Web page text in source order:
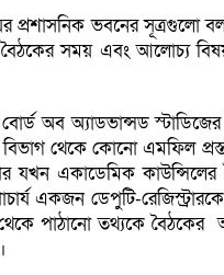
প্রশাসনিক ভবনের সূত্রগুলো
বৈঠকের সময় এবং আলোচ্য
অব অ্যাডভান্সড
থেকে কোনো এমফিল
যখন একাডেমিক কাউন্সিলের
একজন ডেপুটি-
পাঠানো তথ্যকে বৈঠকের